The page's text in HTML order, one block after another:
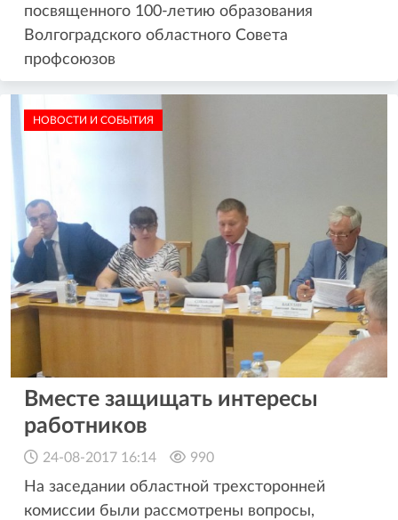
посвященного 100-летию образования
Волгоградского областного Совета
профсоюзов
НОВОСТИ И СОБЫТИЯ
Вместе защищать интересы
работников
24-08-2017 16:14 990
На заседании областной трехсторонней
комиссии были рассмотрены вопросы,